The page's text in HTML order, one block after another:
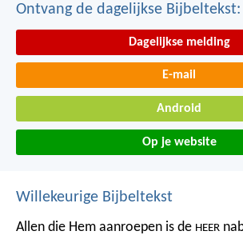
Ontvang de dagelijkse Bijbeltekst:
Dagelijkse melding
E-mail
Android
Op je website
Willekeurige Bijbeltekst
Allen die Hem aanroepen is de HEER